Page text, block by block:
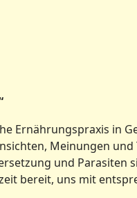
Ernährungspraxis in
Meinungen
und Parasiten
bereit, uns mit